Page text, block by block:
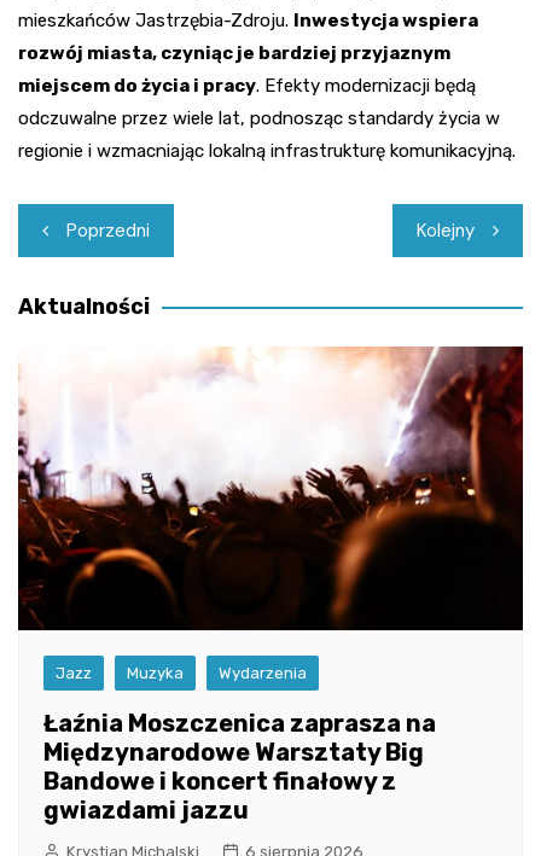
mieszkańców Jastrzębia-Zdroju. Inwestycja wspiera
rozwój miasta, czyniąc je bardziej przyjaznym
miejscem do życia i pracy. Efekty modernizacji będą
odczuwalne przez wiele lat, podnosząc standardy życia w
regionie i wzmacniając lokalną infrastrukturę komunikacyjną.
Nawigacja
wpisu
Poprzedni Kolejny
Aktualności
Jazz Muzyka Wydarzenia
Łaźnia Moszczenica zaprasza na
Międzynarodowe Warsztaty Big
Bandowe i koncert finałowy z
gwiazdami jazzu
Krystian Michalski 6 sierpnia 2026